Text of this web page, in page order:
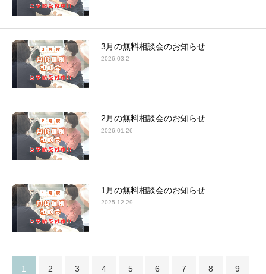
3月の無料相談会のお知らせ
2026.03.2
2月の無料相談会のお知らせ
2026.01.26
1月の無料相談会のお知らせ
2025.12.29
1 2 3 4 5 6 7 8 9